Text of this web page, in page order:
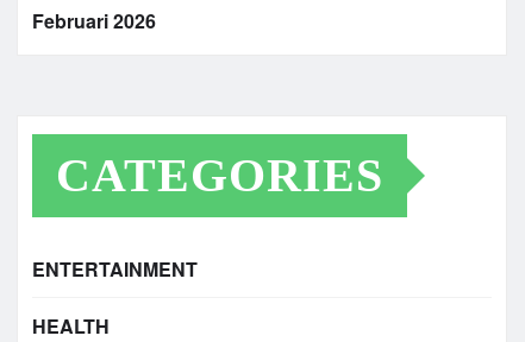
Februari 2026
CATEGORIES
ENTERTAINMENT
HEALTH